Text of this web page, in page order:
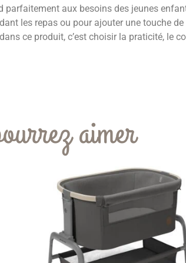
aux besoins des jeunes
les repas ou pour ajouter une touche
ce produit, c’est choisir la praticité, le
aimer